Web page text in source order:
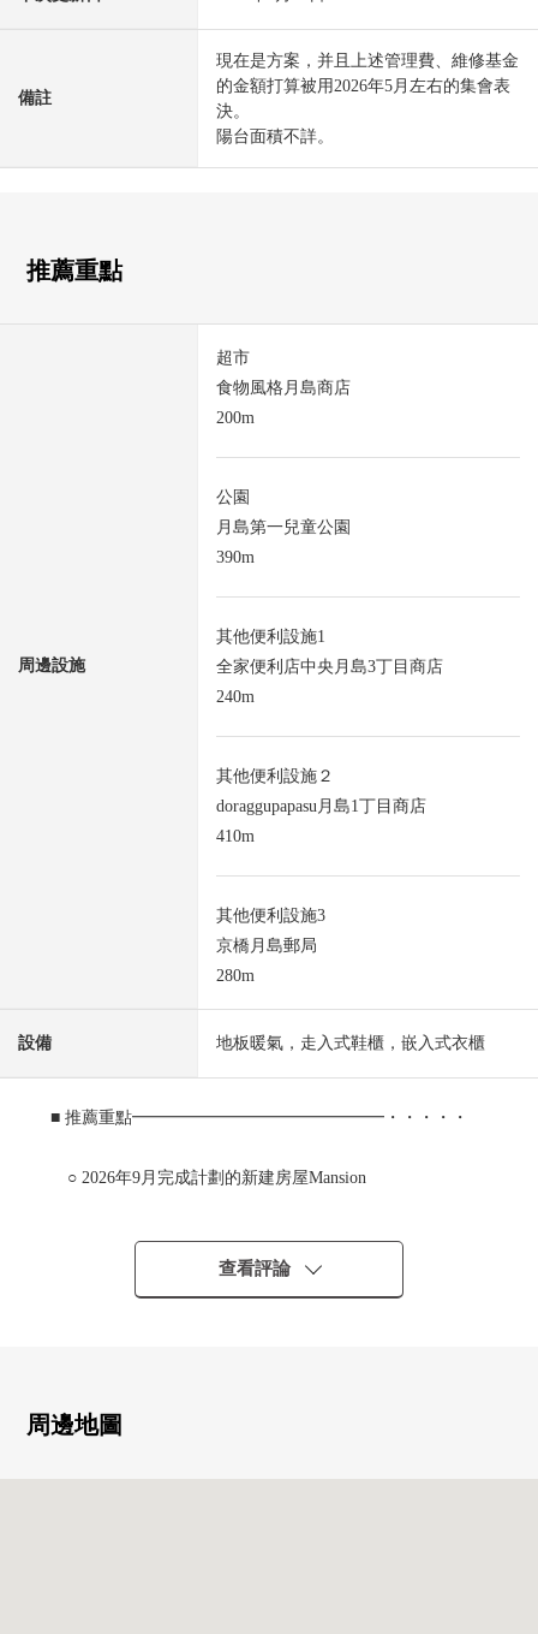
備註
現在是方案，并且上述管理費、維修基金
的金額打算被用2026年5月左右的集會表
決。
陽台面積不詳。
推薦重點
周邊設施
超市
食物風格月島商店
200m
公園
月島第一兒童公園
390m
其他便利設施1
全家便利店中央月島3丁目商店
240m
其他便利設施２
doraggupapasu月島1丁目商店
410m
其他便利設施3
京橋月島郵局
280m
設備 地板暖氣，走入式鞋櫃，嵌入式衣櫃
■ 推薦重點━━━━━━━━━━━━━━━・・・・・
○ 2026年9月完成計劃的新建房屋Mansion
○ 56戶總戶數
○ 因為面向6樓部分東南的所以日照良好
○ 私人使用面積51.43平方公尺的1LDK+WIC+SIC
○ 在陽台的眼前，為道路繼續，風景良好
查看評論
周邊地圖